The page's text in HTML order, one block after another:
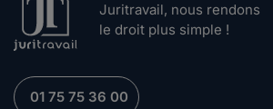
Juritravail, nous rendons
le droit plus simple !
01 75 75 36 00